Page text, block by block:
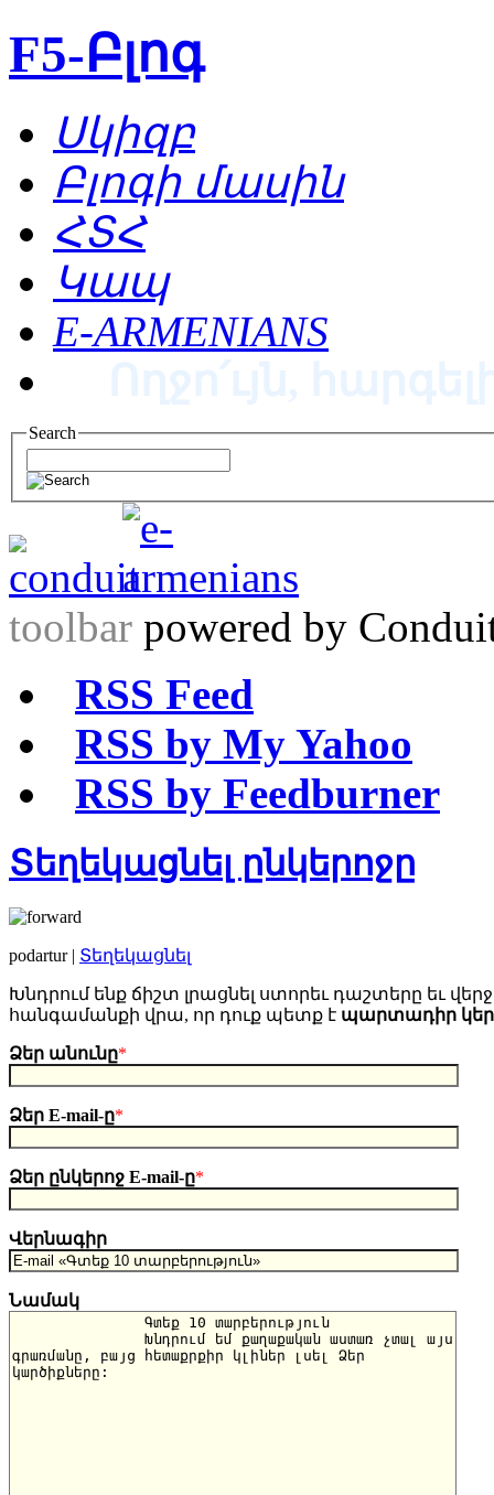
F5-Բլոգ
Սկիզբ
Բլոգի մասին
ՀՏՀ
Կապ
E-ARMENIANS
Search
toolbar powered by
RSS Feed
RSS by My Yahoo
RSS by Feedburner
Տեղեկացնել ընկերոջը
podartur | Տեղեկացնել
Խնդրում ենք ճիշտ լրացնել ստորեւ դաշտերը եւ
հանգամանքի վրա, որ դուք պետք է պարտադիր
Ձեր անունը*
Ձեր E-mail-ը*
Ձեր ընկերոջ E-mail-ը*
Վերնագիր
Նամակ